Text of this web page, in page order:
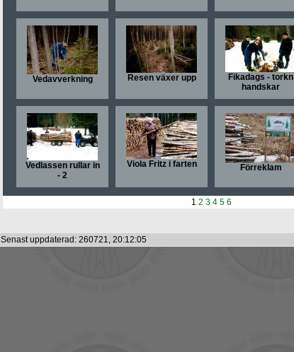
Vedavverkning Resen växer upp
Fikadags - torkn
handskar
Vedlassen rullar in
- 2
Viola Fritz i farten Förreklam
1 2 3 4 5 6
Senast uppdaterad: 260721, 20:12:05